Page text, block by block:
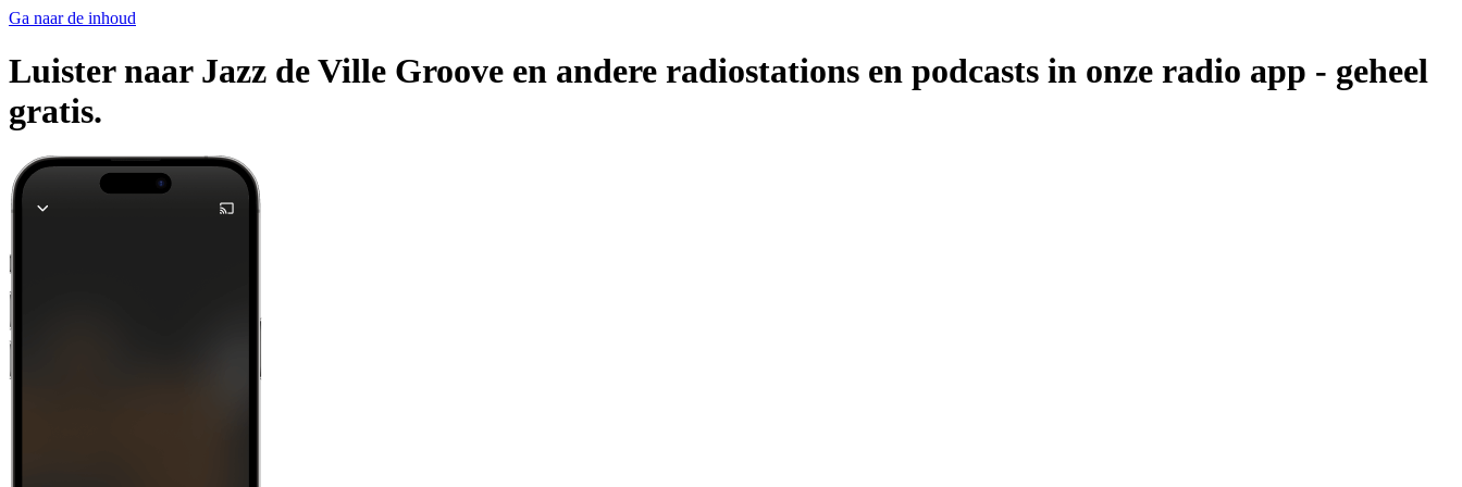
Ga naar de inhoud
Luister naar Jazz de Ville Groove en andere radiostations en podcasts in onze radio app - geheel
gratis.